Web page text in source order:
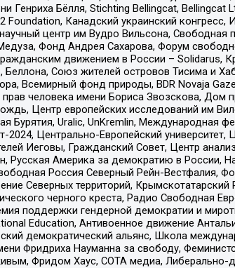
Генриха Бёлля, Stichting Bellingcat, Bellingcat
Foundation, Канадский украинский
центр им Вудро Вильсона, Свободная
Фонд Андрея Сахарова, Форум
движением в России – Solidarus,
Беллона, Союз жителей островов Тисима и
Всемирный фонд природы, BDR Novaja
человека имени Бориса Звозскова, Дом
Центр европейских исследований им
Бурятия, Uralic, UnKremlin, Международная
2024, Центрально-Европейский
Иеговы, Гражданский Совет, Центр
Русская Америка за демократию в России,
Россия Северный Рейн-Вестфалия,
Северных территорий,
черного креста, Радио Свободная
поддержки гендерной демократии и
Education, Антивоенное движение
демократический альянс, Школа
Фридриха Науманна за свободу,
Фридом Хаус, СОТА медиа, Либерально-